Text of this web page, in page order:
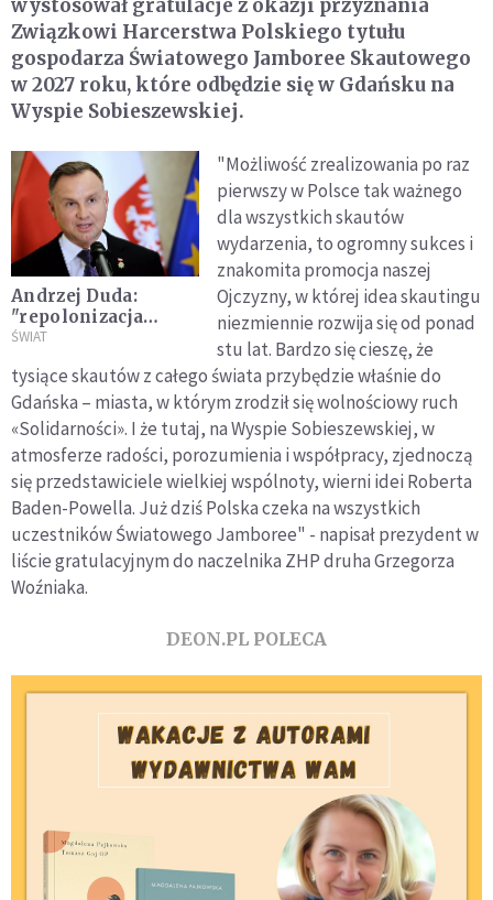
wystosował gratulacje z okazji przyznania
Związkowi Harcerstwa Polskiego tytułu
gospodarza Światowego Jamboree Skautowego
w 2027 roku, które odbędzie się w Gdańsku na
Wyspie Sobieszewskiej.
Andrzej Duda:
"repolonizacja
mediów" powinna
zasadzie rynkowej
ŚWIAT
"Możliwość zrealizowania po raz
pierwszy w Polsce tak ważnego
dla wszystkich skautów
wydarzenia, to ogromny sukces i
znakomita promocja naszej
Ojczyzny, w której idea skautingu
niezmiennie rozwija się od ponad
stu lat. Bardzo się cieszę, że
tysiące skautów z całego świata przybędzie właśnie do
Gdańska – miasta, w którym zrodził się wolnościowy ruch
«Solidarności». I że tutaj, na Wyspie Sobieszewskiej, w
atmosferze radości, porozumienia i współpracy, zjednoczą
się przedstawiciele wielkiej wspólnoty, wierni idei Roberta
Baden-Powella. Już dziś Polska czeka na wszystkich
uczestników Światowego Jamboree" - napisał prezydent w
liście gratulacyjnym do naczelnika ZHP druha Grzegorza
Woźniaka.
DEON.PL POLECA